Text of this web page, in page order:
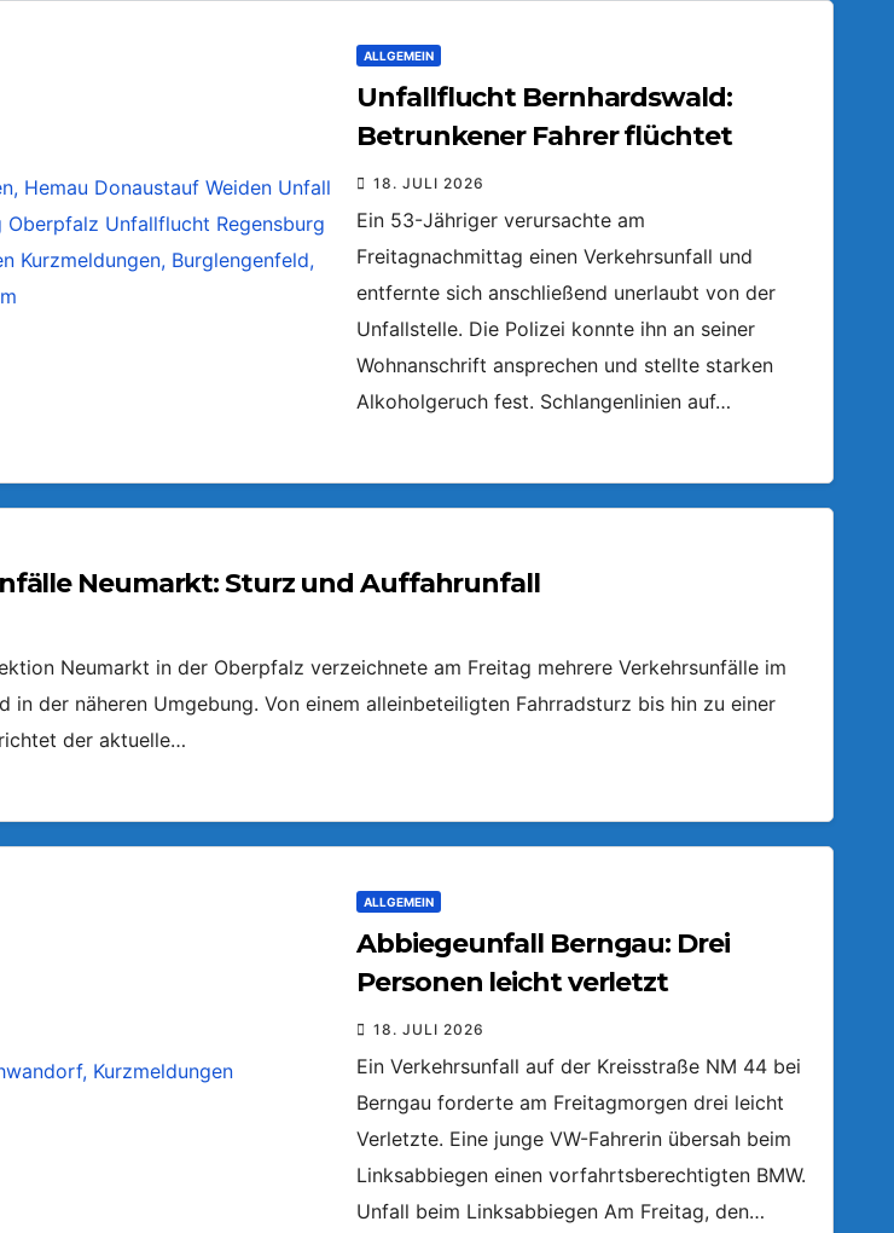
ALLGEMEIN
Unfallflucht Bernhardswald:
Betrunkener Fahrer flüchtet
18. JULI 2026
Ein 53-Jähriger verursachte am
Freitagnachmittag einen Verkehrsunfall und
entfernte sich anschließend unerlaubt von der
Unfallstelle. Die Polizei konnte ihn an seiner
Wohnanschrift ansprechen und stellte starken
Alkoholgeruch fest. Schlangenlinien auf…
Neumarkt: Sturz und Auffahrunfall
Neumarkt in der Oberpfalz verzeichnete am Freitag mehrere Verkehrsunfälle im
in der näheren Umgebung. Von einem alleinbeteiligten Fahrradsturz bis hin zu einer
der aktuelle…
ALLGEMEIN
Abbiegeunfall Berngau: Drei
Personen leicht verletzt
18. JULI 2026
Ein Verkehrsunfall auf der Kreisstraße NM 44 bei
Berngau forderte am Freitagmorgen drei leicht
Verletzte. Eine junge VW-Fahrerin übersah beim
Linksabbiegen einen vorfahrtsberechtigten BMW.
Unfall beim Linksabbiegen Am Freitag, den…